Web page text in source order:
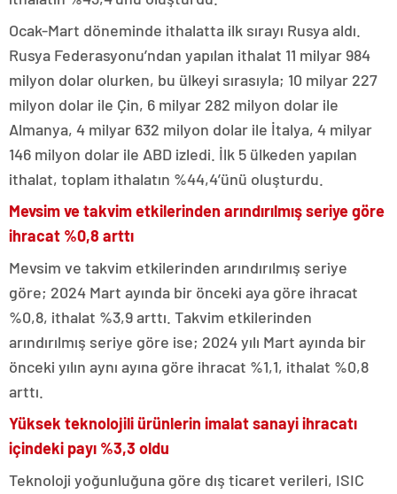
Ocak-Mart döneminde ithalatta ilk sırayı Rusya aldı.
Rusya Federasyonu’ndan yapılan ithalat 11 milyar 984
milyon dolar olurken, bu ülkeyi sırasıyla; 10 milyar 227
milyon dolar ile Çin, 6 milyar 282 milyon dolar ile
Almanya, 4 milyar 632 milyon dolar ile İtalya, 4 milyar
146 milyon dolar ile ABD izledi. İlk 5 ülkeden yapılan
ithalat, toplam ithalatın %44,4’ünü oluşturdu.
Mevsim ve takvim etkilerinden arındırılmış seriye göre
ihracat %0,8 arttı
Mevsim ve takvim etkilerinden arındırılmış seriye
göre; 2024 Mart ayında bir önceki aya göre ihracat
%0,8, ithalat %3,9 arttı. Takvim etkilerinden
arındırılmış seriye göre ise; 2024 yılı Mart ayında bir
önceki yılın aynı ayına göre ihracat %1,1, ithalat %0,8
arttı.
Yüksek teknolojili ürünlerin imalat sanayi ihracatı
içindeki payı %3,3 oldu
Teknoloji yoğunluğuna göre dış ticaret verileri, ISIC